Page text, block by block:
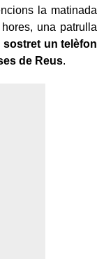
la matinada
una patrulla
sostret un telèfon
de Reus.